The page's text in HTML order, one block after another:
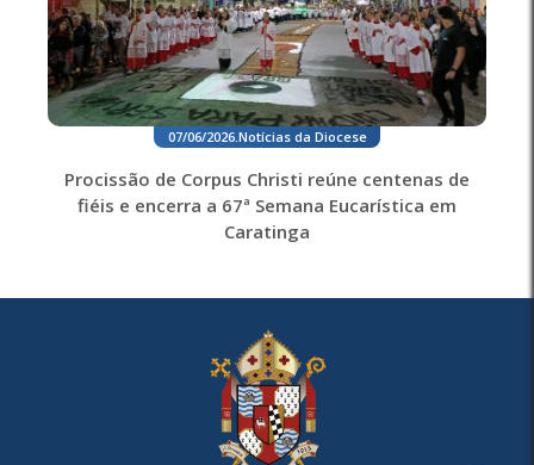
07/06/2026.Notícias da Diocese
Procissão de Corpus Christi reúne centenas de
fiéis e encerra a 67ª Semana Eucarística em
Caratinga